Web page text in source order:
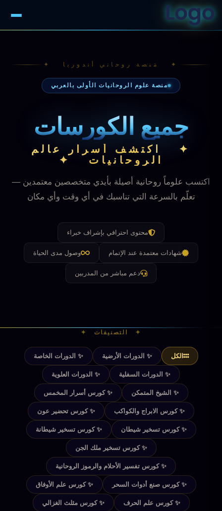
✦ مَنصة روحاني أندوريا ✦
منصة علوم الروحانيات الأولى بالعربي
جميع الكورسات
✦ اكتشف أسرار عالم
الروحانيات ✦
اكتسب علوماً روحانية أصيلة بأيدي متخصصين معتمدين —
تعلّم بالسرعة التي تناسبك في أي وقت وأي مكان
محتوى احترافي بإشراف خبراء
شهادات معتمدة عند الإتمام وصول مدى الحياة
دعم مباشر من المدربين
✦ التصنيفات ✦
الكل ✨ الدورات الأرضية ✨ الدورات الخاصة
✨ الدورات السفلية ✨ الدورات العلوية
✨ الشيخ المتمكن ✨ كورس أسرار المخمس
✨ كورس الابراج والكواكب ✨ كورس تحضير عون
✨ كورس تسخير شيطان ✨ كورس تسخير شيطانة
✨ كورس تسخير ملك الجن
✨ كورس تفسير الأحلام والرموز الروحانية
✨ كورس صنع أدوات السحر ✨ كورس علم الأوفاق
✨ كورس علم الحرف ✨ كورس مثلث الغزالي